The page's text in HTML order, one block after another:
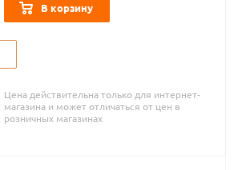
В корзину
Цена действительна только для интернет-
магазина и может отличаться от цен в
розничных магазинах